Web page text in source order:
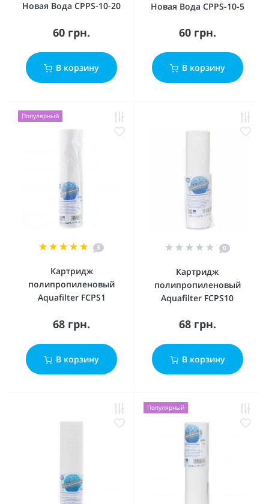
Новая Вода CPPS-10-20
60 грн.
В корзину
Новая Вода CPPS-10-5
60 грн.
В корзину
Популярный
3
Картридж
полипропиленовый
Aquafilter FCPS1
68 грн.
В корзину
0
Картридж
полипропиленовый
Aquafilter FCPS10
68 грн.
В корзину
Популярный